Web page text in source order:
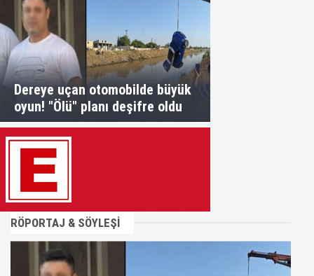
Dereye uçan otomobilde büyük
oyun! "Ölü" planı deşifre oldu
RÖPORTAJ & SÖYLEŞİ